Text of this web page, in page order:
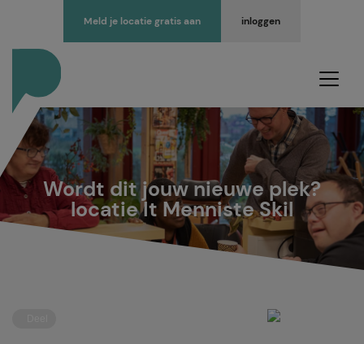
inloggen
Meld je locatie gratis aan
Wordt dit jouw nieuwe plek?
locatie It Menniste Skil